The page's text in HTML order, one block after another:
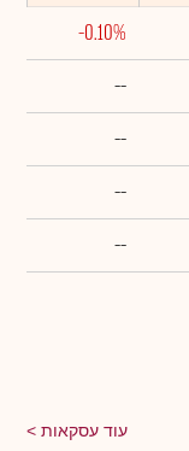
-0.10%
--
--
--
--
עוד עסקאות